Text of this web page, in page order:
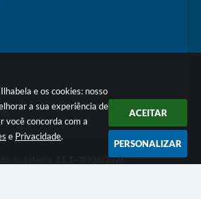
e os cookies: nosso
a sua experiência de
você concorda com a
e Privacidade.
ACEITAR
PERSONALIZAR
3.5.3 - 19/06/2026